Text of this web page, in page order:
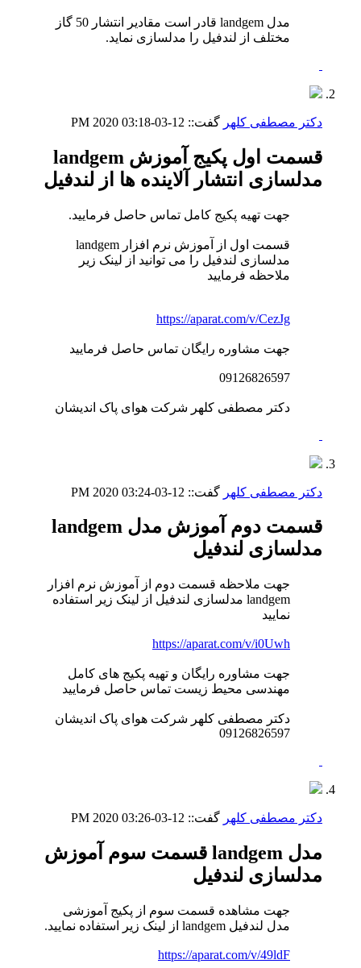
مدل landgem قادر است مقادیر انتشار 50 گاز
مختلف از لندفیل را مدلسازی نماید.
دکتر مصطفی کلهر گفت:: 12-03-2020
03:18 PM
قسمت اول پکیج آموزش landgem
مدلسازی انتشار آلاینده ها از لندفیل
جهت تهیه پکیج کامل تماس حاصل فرمایید.
قسمت اول از آموزش نرم افزار landgem
مدلسازی لندفیل را می توانید از لینک زیر
ملاحظه فرمایید
https://aparat.com/v/CezJg
جهت مشاوره رایگان تماس حاصل فرمایید
09126826597
دکتر مصطفی کلهر شرکت هوای پاک اندیشان
دکتر مصطفی کلهر گفت:: 12-03-2020
03:24 PM
قسمت دوم آموزش مدل landgem
مدلسازی لندفیل
جهت ملاحظه قسمت دوم از آموزش نرم افزار
landgem مدلسازی لندفیل از لینک زیر استفاده
نمایید
https://aparat.com/v/i0Uwh
جهت مشاوره رایگان و تهیه پکیج های کامل
مهندسی محیط زیست تماس حاصل فرمایید
دکتر مصطفی کلهر شرکت هوای پاک اندیشان
09126826597
دکتر مصطفی کلهر گفت:: 12-03-2020
03:26 PM
مدل landgem قسمت سوم آموزش
مدلسازی لندفیل
جهت مشاهده قسمت سوم از پکیج آموزشی
مدل لندفیل landgem از لینک زیر استفاده نمایید.
https://aparat.com/v/49ldF